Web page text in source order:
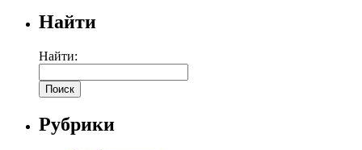
Найти
Найти:
Рубрики